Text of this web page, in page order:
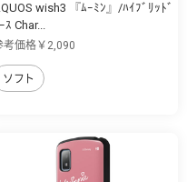
wish3 『ﾑｰﾐﾝ』/ﾊｲﾌﾞﾘｯﾄﾞ
ｽ Char...
考価格￥2,090
ソフト